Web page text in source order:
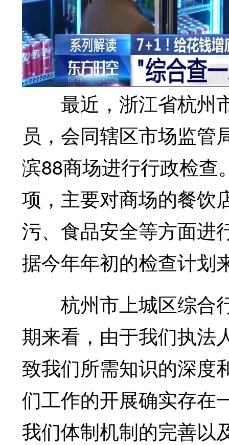
最近，浙江省杭州
员，会同辖区市场监管
滨88商场进行行政检查
项，主要对商场的餐饮
污、食品安全等方面进
据今年年初的检查计划
杭州市上城区综合
期来看，由于我们执法
致我们所需知识的深度
们工作的开展确实存在
我们体制机制的完善以